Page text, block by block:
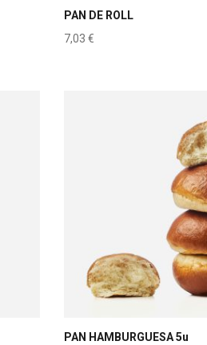
PAN DE ROLL
7,03 €
PAN HAMBURGUESA 5u